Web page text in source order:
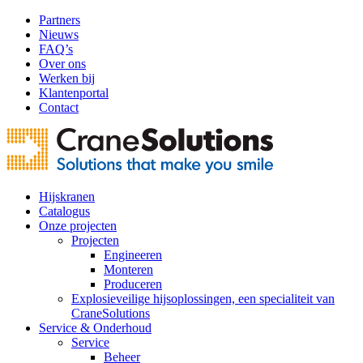
Partners
Nieuws
FAQ’s
Over ons
Werken bij
Klantenportal
Contact
Hijskranen
Catalogus
Onze projecten
Projecten
Engineeren
Monteren
Produceren
Explosieveilige hijsoplossingen, een specialiteit van
CraneSolutions
Service & Onderhoud
Service
Beheer